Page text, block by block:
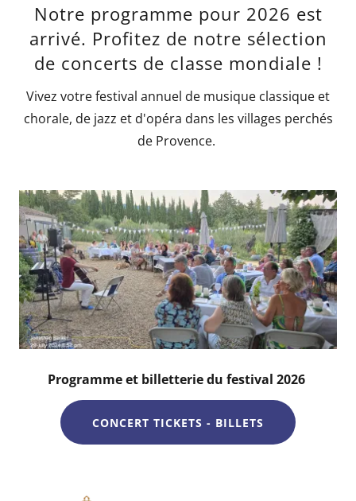
Notre programme pour 2026 est
arrivé. Profitez de notre sélection
de concerts de classe mondiale !
Vivez votre festival annuel de musique classique et
chorale, de jazz et d'opéra dans les villages perchés
de Provence.
Programme et billetterie du festival 2026
CONCERT TICKETS - BILLETS